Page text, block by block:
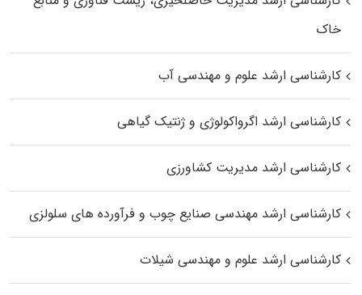
خاک
کارشناسی ارشد علوم و مهندسی آب
کارشناسی ارشد اگرواکولوژی و ژنتیک گیاهی
کارشناسی ارشد مدیریت کشاورزی
کارشناسی ارشد مهندسی صنایع چوب و فرآورده‌ های سلولزی
کارشناسی ارشد علوم و مهندسی شیلات